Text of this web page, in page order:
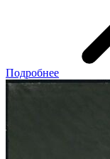
Подробнее